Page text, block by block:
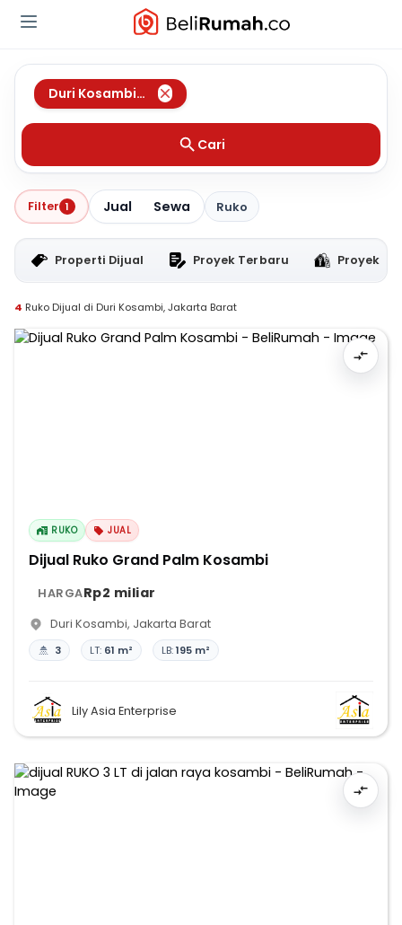
Duri Kosambi
,Jakarta Barat
Cari
Filter 1 Jual Sewa Ruko
Properti Dijual Proyek Terbaru Proyek
4 Ruko Dijual di Duri Kosambi, Jakarta Barat
RUKO JUAL
Dijual Ruko Grand Palm Kosambi
HARGARp2 miliar
Duri Kosambi, Jakarta Barat
3 LT: 61 m² LB:195 m²
Lily Asia Enterprise